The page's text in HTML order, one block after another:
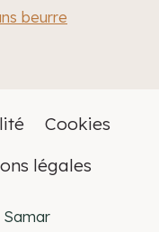
beurre
Cookies
légales